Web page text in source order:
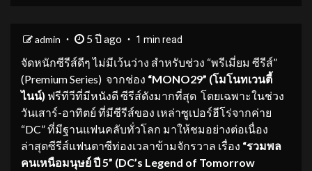
admin 5 ปี ago 1 min read
จัดหนักซีรีส์ดีๆ ไม่มีเว้นว่าง สำหรับช่วง “พรีเมี่ยม ซีรีส์”
(Premium Series) จากช่อง “MONO29” (โมโนทเวนตี้
ไนน์) ฟรีทีวีที่มีหนังดี ซีรีส์ดังมากที่สุด โดยเฉพาะในช่วง
วันเสาร์-อาทิตย์ ที่มีซีรีส์ของ เหล่าซูเปอร์ฮีโร่จากค่าย
“DC” ที่มีฐานแฟนคลับทั่วโลก มาให้ชมอย่างต่อเนื่อง
ล่าสุดซีรีส์แฟนตาซีท่องเวลาข้ามจักรวาล เรื่อง “รวมพล
คนเหนือมนุษย์ ปี 5” (DC’s Legend of Tomorrow